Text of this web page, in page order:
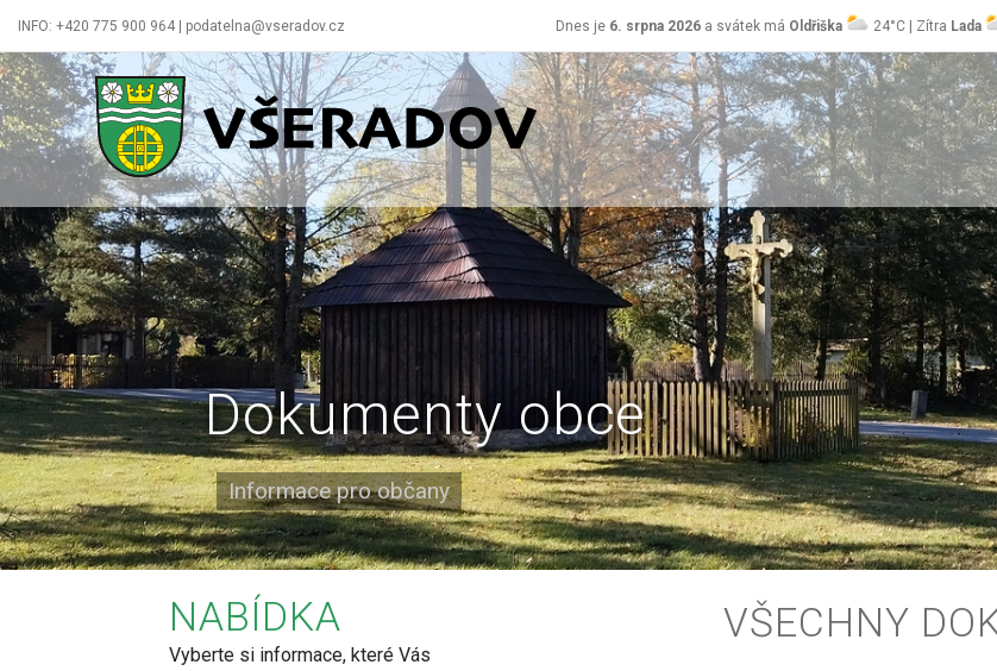
INFO: +420 775 900 964 | podatelna@vseradov.cz Dnes je 6. srpna 2026a svátek má Oldřiška 24°C | Zítra Lada
Všeradov
Dokumenty obce
Informace pro občany
NABÍDKA
Vyberte si informace, které Vás
VŠECHNY